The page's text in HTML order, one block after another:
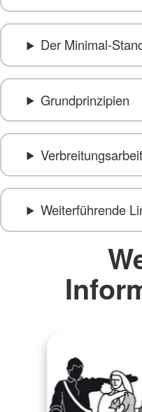
Der Minimal-
Grundprinzipien
Verbreitungsarbeit
Weiterführende